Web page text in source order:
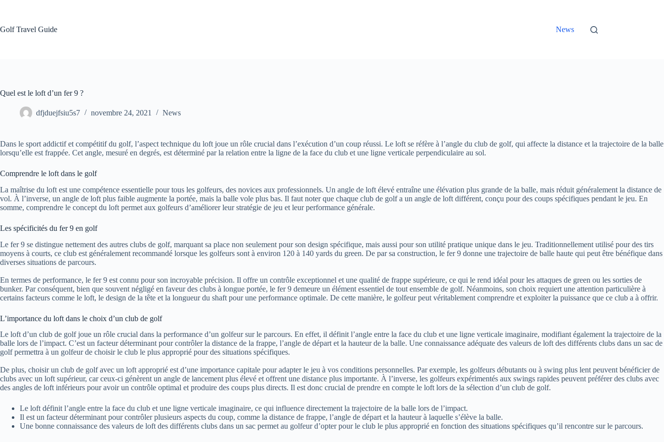
Golf Travel Guide
News
Quel est le loft d’un fer 9 ?
dfjduejfsiu5s7 novembre 24, 2021 News
Dans le sport addictif et compétitif du golf, l’aspect technique du loft joue un rôle crucial dans l’exécution d’un coup réussi. Le loft se réfère à l’angle du club de golf, qui affecte la distance et la trajectoire de la balle
lorsqu’elle est frappée. Cet angle, mesuré en degrés, est déterminé par la relation entre la ligne de la face du club et une ligne verticale perpendiculaire au sol.
Comprendre le loft dans le golf
La maîtrise du loft est une compétence essentielle pour tous les golfeurs, des novices aux professionnels. Un angle de loft élevé entraîne une élévation plus grande de la balle, mais réduit généralement la distance de
vol. À l’inverse, un angle de loft plus faible augmente la portée, mais la balle vole plus bas. Il faut noter que chaque club de golf a un angle de loft différent, conçu pour des coups spécifiques pendant le jeu. En
somme, comprendre le concept du loft permet aux golfeurs d’améliorer leur stratégie de jeu et leur performance générale.
Les spécificités du fer 9 en golf
Le fer 9 se distingue nettement des autres clubs de golf, marquant sa place non seulement pour son design spécifique, mais aussi pour son utilité pratique unique dans le jeu. Traditionnellement utilisé pour des tirs
moyens à courts, ce club est généralement recommandé lorsque les golfeurs sont à environ 120 à 140 yards du green. De par sa construction, le fer 9 donne une trajectoire de balle haute qui peut être bénéfique dans
diverses situations de parcours.
En termes de performance, le fer 9 est connu pour son incroyable précision. Il offre un contrôle exceptionnel et une qualité de frappe supérieure, ce qui le rend idéal pour les attaques de green ou les sorties de
bunker. Par conséquent, bien que souvent négligé en faveur des clubs à longue portée, le fer 9 demeure un élément essentiel de tout ensemble de golf. Néanmoins, son choix requiert une attention particulière à
certains facteurs comme le loft, le design de la tête et la longueur du shaft pour une performance optimale. De cette manière, le golfeur peut véritablement comprendre et exploiter la puissance que ce club a à offrir.
L’importance du loft dans le choix d’un club de golf
Le loft d’un club de golf joue un rôle crucial dans la performance d’un golfeur sur le parcours. En effet, il définit l’angle entre la face du club et une ligne verticale imaginaire, modifiant également la trajectoire de la
balle lors de l’impact. C’est un facteur déterminant pour contrôler la distance de la frappe, l’angle de départ et la hauteur de la balle. Une connaissance adéquate des valeurs de loft des différents clubs dans un sac de
golf permettra à un golfeur de choisir le club le plus approprié pour des situations spécifiques.
De plus, choisir un club de golf avec un loft approprié est d’une importance capitale pour adapter le jeu à vos conditions personnelles. Par exemple, les golfeurs débutants ou à swing plus lent peuvent bénéficier de
clubs avec un loft supérieur, car ceux-ci génèrent un angle de lancement plus élevé et offrent une distance plus importante. À l’inverse, les golfeurs expérimentés aux swings rapides peuvent préférer des clubs avec
des angles de loft inférieurs pour avoir un contrôle optimal et produire des coups plus directs. Il est donc crucial de prendre en compte le loft lors de la sélection d’un club de golf.
Le loft définit l’angle entre la face du club et une ligne verticale imaginaire, ce qui influence directement la trajectoire de la balle lors de l’impact.
Il est un facteur déterminant pour contrôler plusieurs aspects du coup, comme la distance de frappe, l’angle de départ et la hauteur à laquelle s’élève la balle.
Une bonne connaissance des valeurs de loft des différents clubs dans un sac permet au golfeur d’opter pour le club le plus approprié en fonction des situations spécifiques qu’il rencontre sur le parcours.